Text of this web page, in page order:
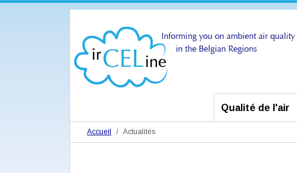
Qualité de l'air
Accueil Actualités